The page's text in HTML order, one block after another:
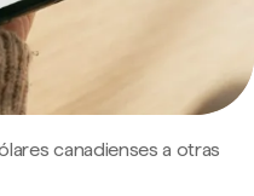
canadienses a otras